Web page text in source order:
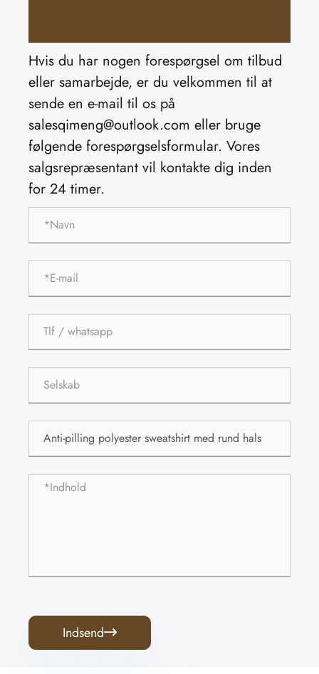
Hvis du har nogen forespørgsel om tilbud
eller samarbejde, er du velkommen til at
sende en e-mail til os på
salesqimeng@outlook.com eller bruge
følgende forespørgselsformular. Vores
salgsrepræsentant vil kontakte dig inden
for 24 timer.
Indsend